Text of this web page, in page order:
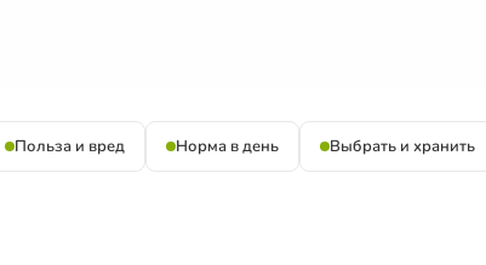
Польза и вред Норма в день Выбрать и хранить